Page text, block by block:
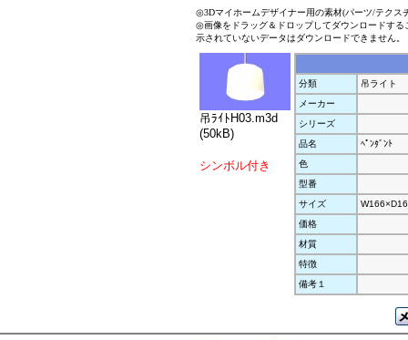
◎3Dマイホームデザイナー用の素材(パーツ/テクス
◎画像をドラッグ＆ドロップしてダウンロードす
示されていないデータはダウンロードできません。
吊ﾗｲﾄH03.m3d
(50kB)
シンボル付き
分類
吊ライト
メーカー
シリーズ
品名
ﾍﾟﾝﾀﾞﾝﾄ
色
型番
サイズ
価格
材質
特徴
備考１